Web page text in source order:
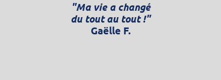
"Ma vie a changé
du tout au tout !"
Gaëlle F.